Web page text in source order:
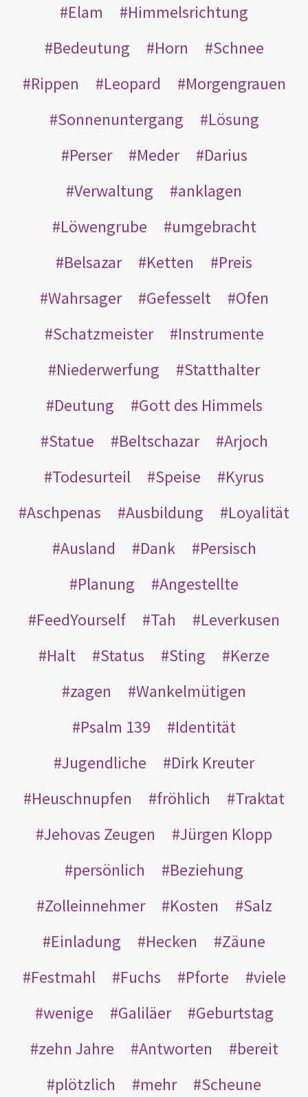
Elam
Himmelsrichtung
Bedeutung
Horn
Schnee
Rippen
Leopard
Morgengrauen
Sonnenuntergang
Lösung
Perser
Meder
Darius
Verwaltung
anklagen
Löwengrube
umgebracht
Belsazar
Ketten
Preis
Wahrsager
Gefesselt
Ofen
Schatzmeister
Instrumente
Niederwerfung
Statthalter
Deutung
Gott des Himmels
Statue
Beltschazar
Arjoch
Todesurteil
Speise
Kyrus
Aschpenas
Ausbildung
Loyalität
Ausland
Dank
Persisch
Planung
Angestellte
FeedYourself
Tah
Leverkusen
Halt
Status Sting
Kerze
zagen
Wankelmütigen
Psalm 139
Identität
Jugendliche
Dirk Kreuter
Heuschnupfen
fröhlich
Traktat
Jehovas Zeugen
Jürgen Klopp
persönlich
Beziehung
Zolleinnehmer
Kosten
Salz
Einladung
Hecken
Zäune
Festmahl
Fuchs Pforte
viele
wenige
Galiläer
Geburtstag
zehn Jahre
Antworten
bereit
plötzlich
mehr Scheune